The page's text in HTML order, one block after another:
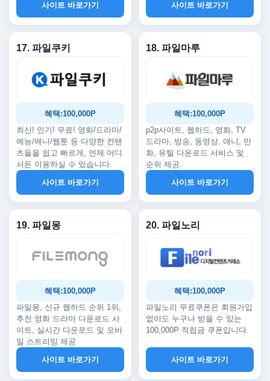
사이트 바로가기
사이트 바로가기
17. 파일쿠키
혜택:100,000P
최신! 인기! 무료! 영화/드라마/
예능/애니/웹툰 등 다양한 컨텐
츠들을 쉽고 빠르게, 언제 어디
서든 이용하실 수 있습니다.
사이트 바로가기
18. 파일마루
혜택:100,000P
p2p사이트, 웹하드, 영화, TV
드라마, 방송, 동영상, 애니, 만
화, 유틸 다운로드 서비스 및
순위 제공.
사이트 바로가기
19. 파일몽
혜택:100,000P
파일몽, 신규 웹하드 순위 1위,
추천 영화 드라마 다운로드 사
이트, 실시간 다운로드 및 모바
일 스트리밍 제공
사이트 바로가기
20. 파일노리
혜택:100,000P
파일노리 무료쿠폰은 회원가입
없이도 누구나 받을 수 있는
100,000P 적립금 쿠폰입니다.
사이트 바로가기